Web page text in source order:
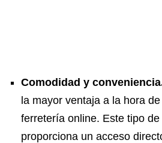
Comodidad y
la mayor ventaja a la hora
ferretería online. Este tipo
proporciona un acceso